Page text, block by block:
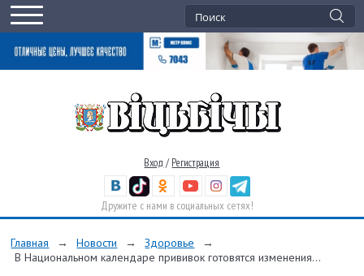
Вход / Регистрация
Дружите с нами в социальных сетях!
Главная → Новости → Здоровье
→
В Национальном календаре прививок готовятся изменения...